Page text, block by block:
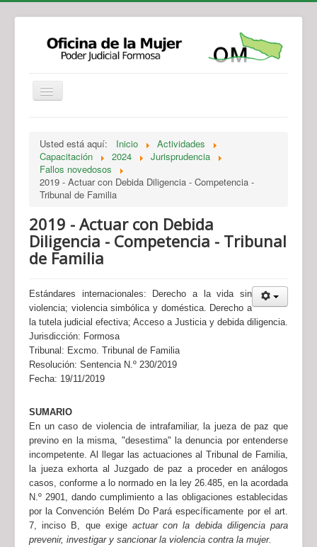
Legislación
Novedades
Recursos y Servicios de Atención
Usted está aquí: Inicio
Actividades
Capacitación
2024
Jurisprudencia
Fallos novedosos
2019 - Actuar con Debida Diligencia - Competencia -
Tribunal de Familia
2019 - Actuar con Debida
Diligencia - Competencia - Tribunal
de Familia
Estándares internacionales: Derecho a la vida sin
violencia; violencia simbólica y doméstica. Derecho a
la tutela judicial efectiva; Acceso a Justicia y debida diligencia.
Jurisdicción: Formosa
Tribunal: Excmo. Tribunal de Familia
Resolución: Sentencia N.º 230/2019
Fecha: 19/11/2019
SUMARIO
En un caso de violencia de intrafamiliar, la jueza de paz que
previno en la misma, "desestima" la denuncia por entenderse
incompetente. Al llegar las actuaciones al Tribunal de Familia,
la jueza exhorta al Juzgado de paz a proceder en análogos
casos, conforme a lo normado en la ley 26.485, en la acordada
N.º 2901, dando cumplimiento a las obligaciones establecidas
por la Convención Belém Do Pará específicamente por el art.
7, inciso B, que exige actuar con la debida diligencia para
prevenir, investigar y sancionar la violencia contra la mujer.